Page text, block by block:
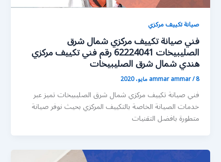
صيانة تكييف مركزي
فني صيانة تكييف مركزي شمال شرق
الصليبيخات 62224041 رقم فني تكييف مركزي
هندي شمال شرق الصليبيخات
ammar ammar/8 مايو، 2020
فني صيانة تكييف مركزي شمال شرق الصليبيخات تميز عبر
خدمات الصيانة الخاصة بالتكييف المركزي بحيث نوفر صيانة
متطورة بافضل التقنيات